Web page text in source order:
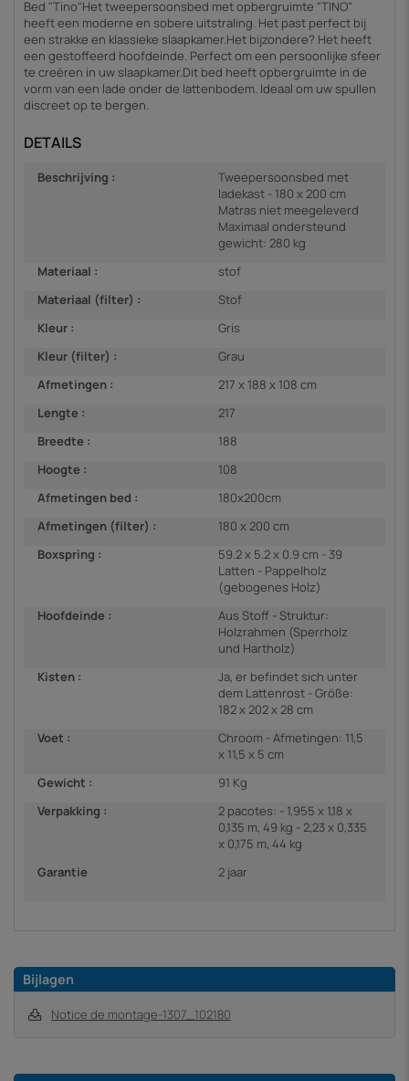
Bed "Tino"Het tweepersoonsbed met opbergruimte "TINO"
heeft een moderne en sobere uitstraling. Het past perfect bij
een strakke en klassieke slaapkamer.Het bijzondere? Het heeft
een gestoffeerd hoofdeinde. Perfect om een persoonlijke sfeer
te creëren in uw slaapkamer.Dit bed heeft opbergruimte in de
vorm van een lade onder de lattenbodem. Ideaal om uw spullen
discreet op te bergen.
DETAILS
Beschrijving :
Tweepersoonsbed met
ladekast - 180 x 200 cm
Matras niet meegeleverd
Maximaal ondersteund
gewicht: 280 kg
Materiaal :
stof
Materiaal (filter) :
Stof
Kleur :
Gris
Kleur (filter) :
Grau
Afmetingen :
217 x 188 x 108 cm
Lengte :
217
Breedte :
188
Hoogte :
108
Afmetingen bed :
180x200cm
Afmetingen (filter) :
180 x 200 cm
Boxspring :
59.2 x 5.2 x 0.9 cm - 39
Latten - Pappelholz
(gebogenes Holz)
Hoofdeinde :
Aus Stoff - Struktur:
Holzrahmen (Sperrholz
und Hartholz)
Kisten :
Ja, er befindet sich unter
dem Lattenrost - Größe:
182 x 202 x 28 cm
Voet :
Chroom - Afmetingen: 11,5
x 11,5 x 5 cm
Gewicht :
91 Kg
Verpakking :
2 pacotes: - 1,955 x 1,18 x
0,135 m, 49 kg - 2,23 x 0,335
x 0,175 m, 44 kg
Garantie
2 jaar
Bijlagen
Notice de montage-1307_102180